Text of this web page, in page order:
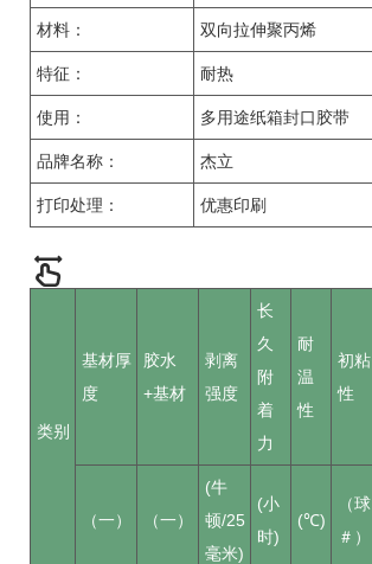
材料： 双向拉伸聚丙烯
特征： 耐热
使用： 多用途纸箱封口胶带
品牌名称： 杰立
打印处理： 优惠印刷
类别
基材厚
度
胶水
+基材
剥离
强度
长
久
附
着
力
耐
温
性
初粘
性
（一） （一）
(牛
顿/25
毫米)
(小
时)
(℃)
（球
＃）